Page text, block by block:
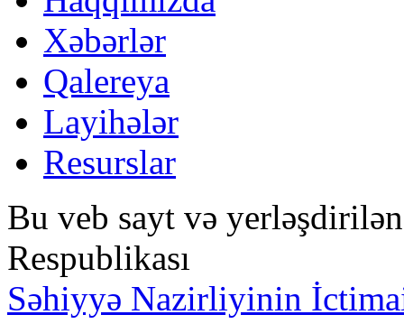
Xəbərlər
Qalereya
Layihələr
Resurslar
Bu veb sayt və
Respublikası
Səhiyyə Nazirliyinin